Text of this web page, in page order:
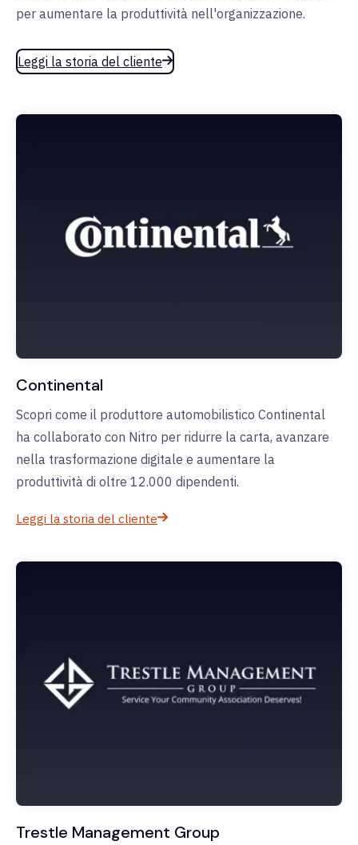
per aumentare la produttività nell'organizzazione.
Leggi la storia del cliente
Continental
Scopri come il produttore automobilistico Continental
ha collaborato con Nitro per ridurre la carta, avanzare
nella trasformazione digitale e aumentare la
produttività di oltre 12.000 dipendenti.
Leggi la storia del cliente
Trestle Management Group